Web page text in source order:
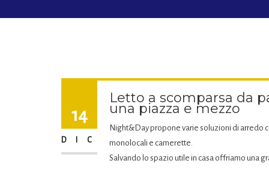
14
DIC
Letto a scomparsa da
una piazza e mezzo
Night&Day propone varie soluzioni di arredo
monolocali e camerette.
Salvando lo spazio utile in casa offriamo una